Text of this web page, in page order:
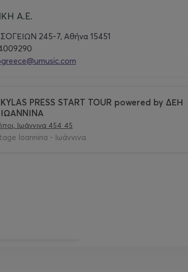
Α.Ε.
245-7, Αθήνα 15451
PRESS START TOUR powered by ΔΕΗ
Ιωάννινα 454 45
Ioannina - Ιωάννινα